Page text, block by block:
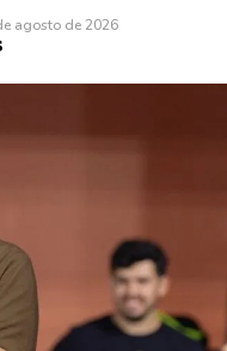
agosto de 2026